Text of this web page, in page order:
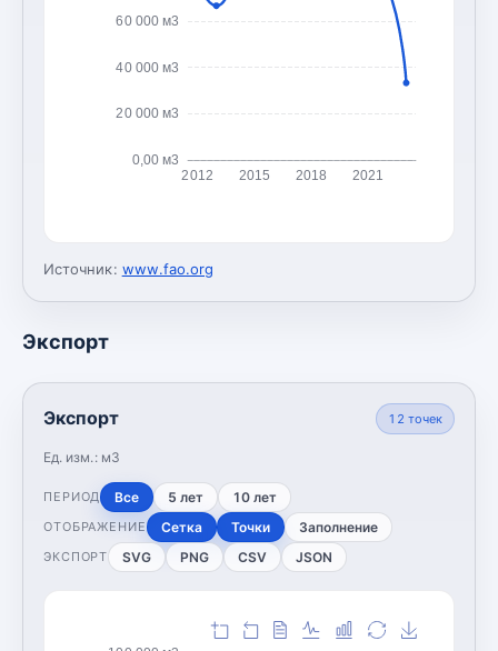
0,00 м3
20 000 м3
40 000 м3
60 000 м3
2012 2015 2018 2021
Источник: www.fao.org
Экспорт
Экспорт
Ед. изм.: м3
12 точек
ПЕРИОД Все 5 лет 10 лет
ОТОБРАЖЕНИЕ Сетка Точки Заполнение
ЭКСПОРТ SVG PNG CSV JSON